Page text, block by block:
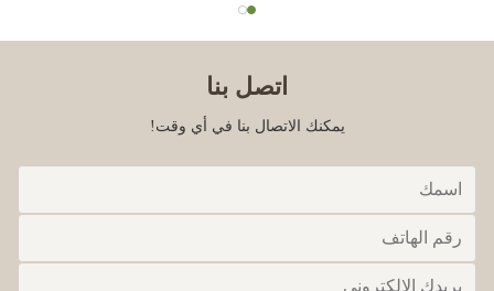
اتصل بنا
يمكنك الاتصال بنا في أي وقت!